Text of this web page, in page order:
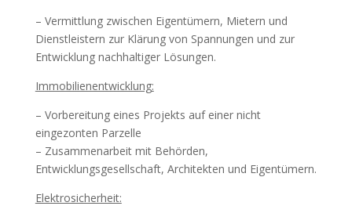
– Vermittlung zwischen Eigentümern, Mietern und
Dienstleistern zur Klärung von Spannungen und zur
Entwicklung nachhaltiger Lösungen.
Immobilienentwicklung:
– Vorbereitung eines Projekts auf einer nicht
eingezonten Parzelle
– Zusammenarbeit mit Behörden,
Entwicklungsgesellschaft, Architekten und Eigentümern.
Elektrosicherheit: